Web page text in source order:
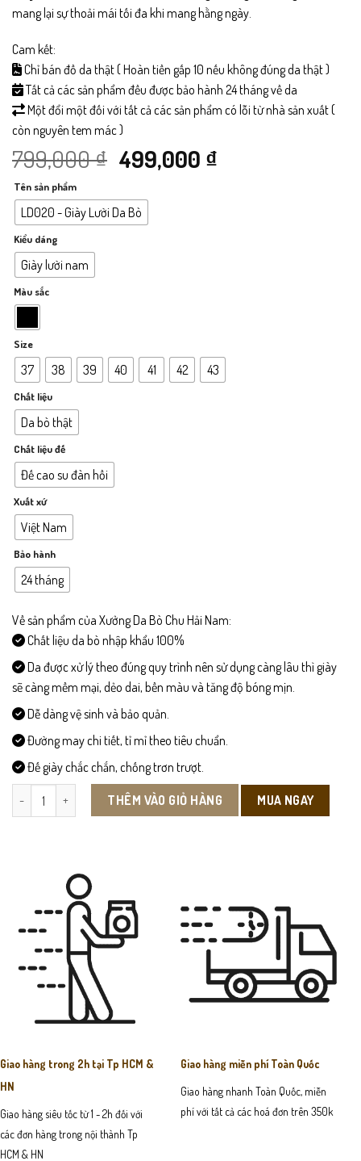
mang lại sự thoải mái tối đa khi mang hằng ngày.
Cam kết:
Chỉ bán đồ da thật ( Hoàn tiền gấp 10 nếu không đúng da thật )
Tất cả các sản phẩm đều được bảo hành 24 tháng về da
Một đổi một đối với tất cả các sản phẩm có lỗi từ nhà sản xuất (
còn nguyên tem mác )
799,000₫ Giá
gốc
là:
499,000 ₫Giá
Tên sản phẩm
LD020 - Giày Lười Da Bò
Kiểu dáng
Giày lười nam
Màu sắc
Size
37 38 39 40 41 42 43
Chất liệu
Da bò thật
Chất liệu đế
Đế cao su đàn hồi
Xuất xứ
Việt Nam
Bảo hành
24 tháng
Về sản phẩm của Xưởng Da Bò Chu Hải Nam:
Chất liệu da bò nhập khẩu 100%
Da được xử lý theo đúng quy trình nên sử dụng càng lâu thì giày
sẽ càng mềm mại, dẻo dai, bền màu và tăng độ bóng mịn.
Dễ dàng vệ sinh và bảo quản.
Đường may chi tiết, tỉ mỉ theo tiêu chuẩn.
Đế giày chắc chắn, chống trơn trượt.
LD020 - Giày Lười Da Bò số lượng
THÊM VÀO GIỎ HÀNG MUA NGAY
Giao hàng trong 2h tại Tp HCM &
HN
Giao hàng siêu tốc từ 1 - 2h đối với
các đơn hàng trong nội thành Tp
HCM & HN
Giao hàng miễn phí Toàn Quốc
Giao hàng nhanh Toàn Quốc, miễn
phí với tất cả các hoá đơn trên 350k